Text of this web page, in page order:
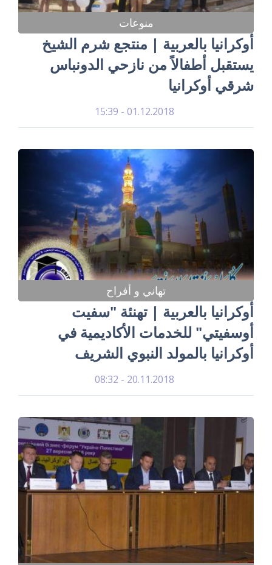
منوعات
أوكرانيا بالعربية | منتجع شرم الشيخ
يستقبل أطفالاً من نازحي الدونباس
شرقي أوكرانيا
01.12.2018 - 15:39
تهاني و أفراح
أوكرانيا بالعربية | تهنئة "سفيت
أوسفيتي" للخدمات الأكاديمية في
أوكرانيا بالمولد النبوي الشريف
20.11.2018 - 08:32